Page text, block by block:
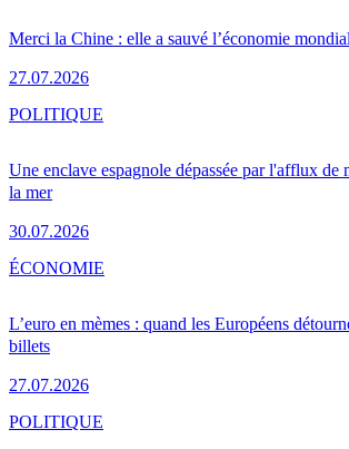
Merci la Chine : elle a sauvé l’économie
27.07.2026
Une enclave espagnole dépassée par l'afflux de
la mer
30.07.2026
POLITIQUE
L’euro en mèmes : quand les Européens
billets
27.07.2026
ÉCONOMIE
POLITIQUE